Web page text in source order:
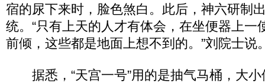
宿的尿下来时，脸色煞白。此后，神六研制
统。“只有上天的人才有体会，在坐便器上一
前倾，这些都是地面上想不到的。”刘院士说
据悉，“天宫一号”用的是抽气马桶，大小